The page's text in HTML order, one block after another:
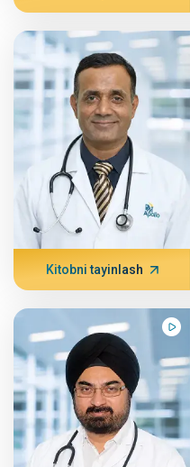
Kitobni tayinlash